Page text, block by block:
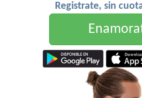
Registrate, sin